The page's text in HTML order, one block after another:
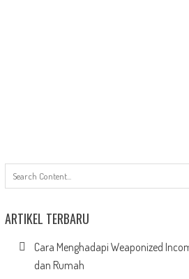
ARTIKEL TERBARU
Cara Menghadapi Weaponized
dan Rumah